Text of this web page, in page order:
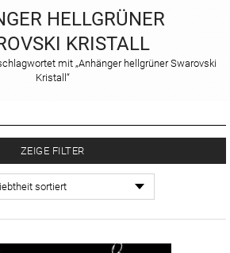
HELLGRÜNER
KRISTALL
mit „Anhänger hellgrüner Swarovski
Kristall“
ZEIGE FILTER